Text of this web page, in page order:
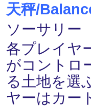
天秤/
ソーサリ
各プレイヤ
がコントロ
る土地を選
ヤーはカー